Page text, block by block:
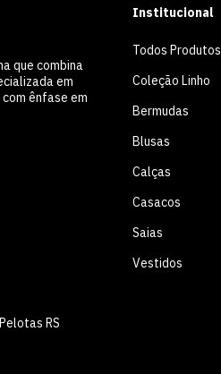
que combina
em
ênfase em
RS
Institucional
Todos Produtos
Coleção Linho
Bermudas
Blusas
Calças
Casacos
Saias
Vestidos